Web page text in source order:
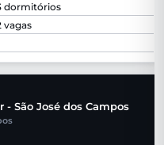
dormitórios
vagas
São José dos Campos